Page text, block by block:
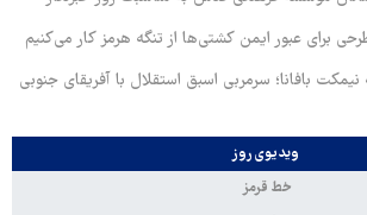
برای عبور ایمن کشتی‌ها از تنگه هرمز کار می‌کنیم
بافانا؛ سرمربی اسبق استقلال با آفریقای جنوبی
ویدیوی روز
خط قرمز